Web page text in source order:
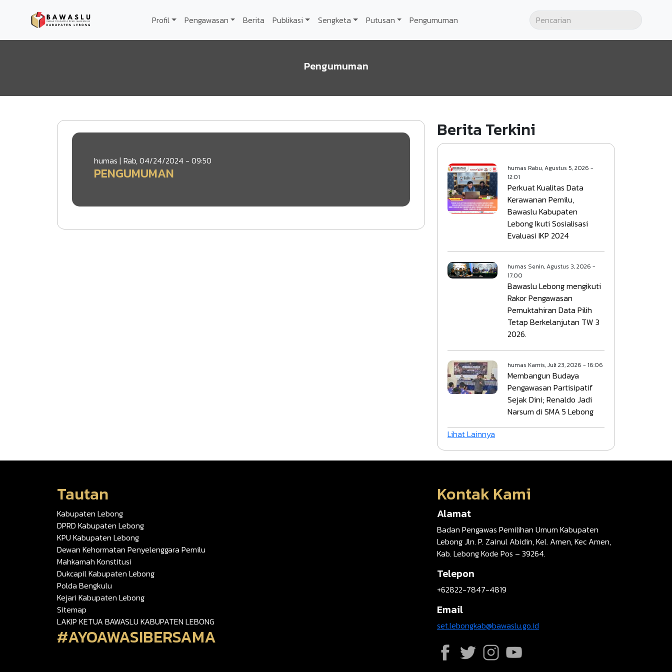
Profil
Pengawasan Berita Publikasi Sengketa Putusan Pengumuman
Pengumuman
humas | Rab, 04/24/2024 - 09:50
PENGUMUMAN
Berita Terkini
humas Rabu, Agustus 5, 2026 -
12:01
Perkuat Kualitas Data
Kerawanan Pemilu,
Bawaslu Kabupaten
Lebong Ikuti Sosialisasi
Evaluasi IKP 2024
humas Senin, Agustus 3, 2026 -
17:00
Bawaslu Lebong mengikuti
Rakor Pengawasan
Pemuktahiran Data Pilih
Tetap Berkelanjutan TW 3
2026.
humas Kamis, Juli 23, 2026 - 16:06
Membangun Budaya
Pengawasan Partisipatif
Sejak Dini; Renaldo Jadi
Narsum di SMA 5 Lebong
Lihat Lainnya
Tautan
Kabupaten Lebong
DPRD Kabupaten Lebong
KPU Kabupaten Lebong
Dewan Kehormatan Penyelenggara Pemilu
Mahkamah Konstitusi
Dukcapil Kabupaten Lebong
Polda Bengkulu
Kejari Kabupaten Lebong
Sitemap
LAKIP KETUA BAWASLU KABUPATEN LEBONG
#AYOAWASIBERSAMA
Kontak Kami
Alamat
Badan Pengawas Pemilihan Umum Kabupaten
Lebong Jln. P. Zainul Abidin, Kel. Amen, Kec Amen,
Kab. Lebong Kode Pos – 39264.
Telepon
+62822-7847-4819
Email
set.lebongkab@bawaslu.go.id